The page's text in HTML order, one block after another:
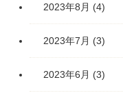
2023年8月 (4)
2023年7月 (3)
2023年6月 (3)